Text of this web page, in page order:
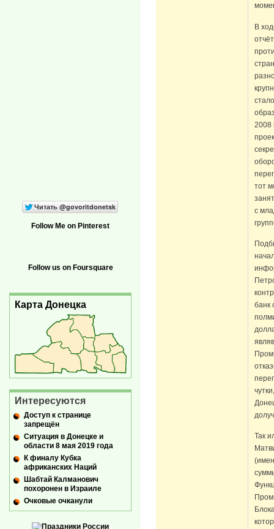
В
2008
тот
с
банк
Так
Follow Me on Pinterest
Follow us on Foursquare
Карта Донецка
Интересуются
Доступ к странице
запрещён
Ситуация в Донецке и
области 8 мая 2019 года
К финалу Кубка
африканских Наций
Шабтай Калманович
похоронен в Израиле
Очковые очканули